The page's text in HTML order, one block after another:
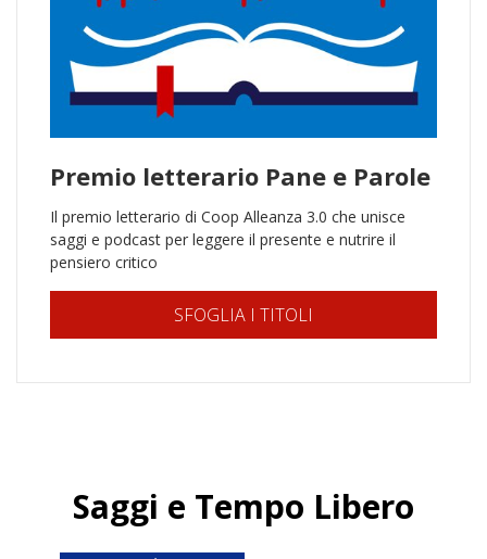
Premio letterario Pane e Parole
Il premio letterario di Coop Alleanza 3.0 che unisce
saggi e podcast per leggere il presente e nutrire il
pensiero critico
SFOGLIA I TITOLI
Saggi e Tempo Libero